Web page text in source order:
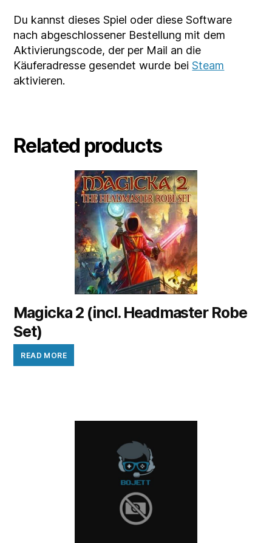
Du kannst dieses Spiel oder diese Software
nach abgeschlossener Bestellung mit dem
Aktivierungscode, der per Mail an die
Käuferadresse gesendet wurde beiSteam
aktivieren.
Related products
Magicka 2 (incl. Headmaster Robe
Set)
READ MORE